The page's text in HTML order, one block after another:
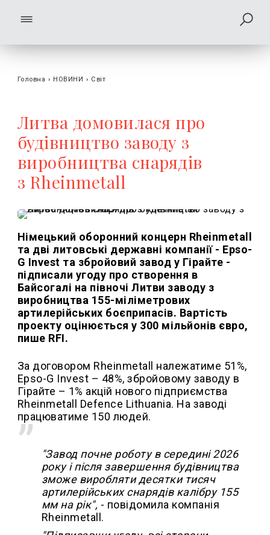
Головна › НОВИНИ › Світ
Литва домовилася про
будівництво заводу з
виробництва снарядів
з Rheinmetall
Німецький оборонний концерн Rheinmetall
та дві литовські державні компанії - Epso-
G Invest та збройовий завод у Гірайте -
підписали угоду про створення в
Байсогалі на півночі Литви заводу з
виробництва 155-міліметрових
артилерійських боєприпасів. Вартість
проекту оцінюється у 300 мільйонів євро,
пише RFI.
За договором Rheinmetall належатиме 51%,
Epso-G Invest – 48%, збройовому заводу в
Гірайте – 1% акцій нового підприємства
Rheinmetall Defence Lithuania. На заводі
працюватиме 150 людей.
"Завод почне роботу в середині 2026
року і після завершення будівництва
зможе виробляти десятки тисяч
артилерійських снарядів калібру 155
мм на рік", - повідомила компанія
Rheinmetall.